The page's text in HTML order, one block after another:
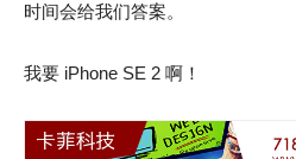
时间会给我们答案。
我要 iPhone SE 2 啊！